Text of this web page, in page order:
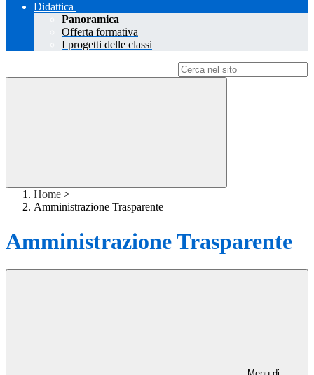
Didattica
Panoramica
Offerta formativa
I progetti delle classi
Home >
Amministrazione Trasparente
Amministrazione Trasparente